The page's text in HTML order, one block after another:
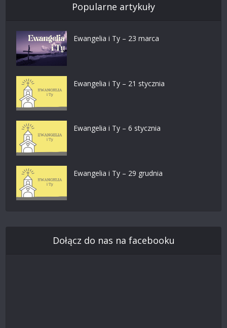
Popularne artykuły
Ewangelia i Ty – 23 marca
Ewangelia i Ty – 21 stycznia
Ewangelia i Ty – 6 stycznia
Ewangelia i Ty – 29 grudnia
Dołącz do nas na facebooku